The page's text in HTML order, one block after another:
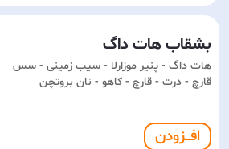
بشقاب هات داگ
هات داگ - پنیر موزارلا - سیب زمینی - سس
قارچ - درت - قارچ - کاهو - نان بروتچن
افـــزودن